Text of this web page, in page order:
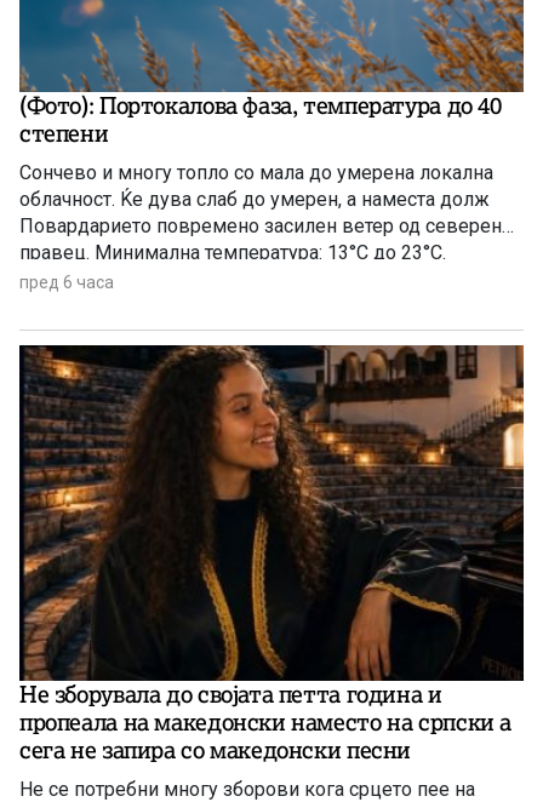
(Фото): Портокалова фаза, температура до 40
степени
Сончево и многу топло со мала до умерена локална
облачност. Ќе дува слаб до умерен, а наместа долж
Повардарието повремено засилен ветер од северен
правец. Минимална температура: 13°C до 23°C.
Максимална температура: 33°C до 40°C.
пред 6 часа
Не зборувала до својата петта година и
пропеала на македонски наместо на српски а
сега не запира со македонски песни
Не се потребни многу зборови кога срцето пее на